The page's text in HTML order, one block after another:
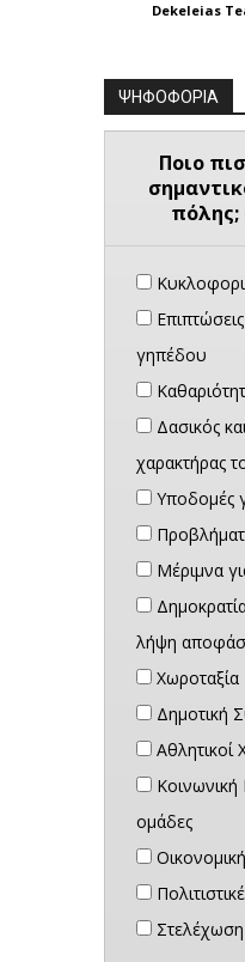
Dekeleias
ΨΗΦΟΦΟΡΙΑ
Ποιο
πόλης;
γηπέδου
Δασικός
χαρακτήρας
Υποδομές
Μέριμνα
λήψη
Δημοτική
Αθλητικοί
ομάδες